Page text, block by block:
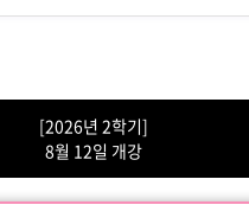
[2026년 2학기]
8월 12일 개강